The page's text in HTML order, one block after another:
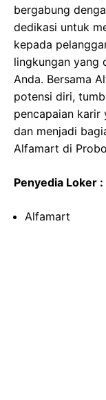
bergabung
dedikasi untuk
kepada
lingkungan yang
Anda. Bersama
potensi diri,
pencapaian karir
dan menjadi
Alfamart di
Penyedia Loker :
Alfamart